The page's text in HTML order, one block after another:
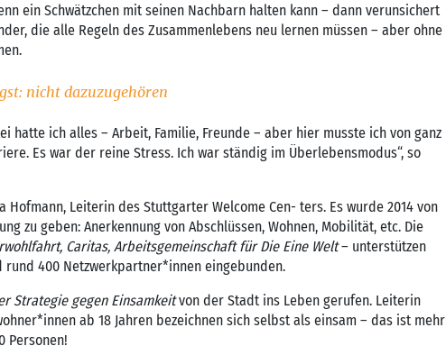
ein Schwätzchen mit seinen Nachbarn halten kann – dann verunsichert
die alle Regeln des Zusammenlebens neu lernen müssen – aber ohne
nicht dazuzugehören
hatte ich alles – Arbeit, Familie, Freunde – aber hier musste ich von ganz
Es war der reine Stress. Ich war ständig im Überlebensmodus“, so
Hofmann, Leiterin des Stuttgarter Welcome Cen- ters. Es wurde 2014 von
zu geben: Anerkennung von Abschlüssen, Wohnen, Mobilität, etc. Die
Caritas, Arbeitsgemeinschaft für Die Eine Welt– unterstützen
400 Netzwerkpartner*innen eingebunden.
Strategie gegen Einsamkeitvon der Stadt ins Leben gerufen. Leiterin
ab 18 Jahren bezeichnen sich selbst als einsam – das ist mehr
Personen!